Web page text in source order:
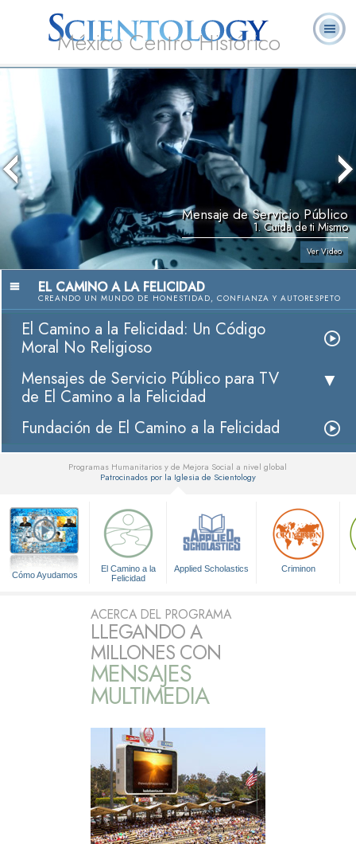
México Centro Histórico
L. Ronald
¿Qué es
Scientology?
Ministros
Voluntarios
Preguntas
Frecuentes
Mensaje de Servicio Público
1. Cuida de ti Mismo
Ver Video
EL CAMINO A LA FELICIDAD
CREANDO UN MUNDO DE HONESTIDAD, CONFIANZA Y AUTORESPETO
El Camino a la Felicidad: Un Código
Moral No Religioso
Mensajes de Servicio Público para TV
de El Camino a la Felicidad
Fundación de El Camino a la Felicidad
Programas Humanitarios y de Mejora Social a nivel global
Patrocinados por la Iglesia de Scientology
Cómo Ayudamos
El Camino a la
Felicidad
Applied Scholastics Criminon
ACERCA DEL PROGRAMA
LLEGANDO A
MILLONES CON
MENSAJES
MULTIMEDIA